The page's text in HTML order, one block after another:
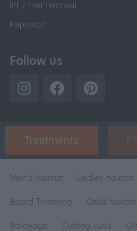
IPL / Hair removal
Kapsalon
Follow us
Treatments
Men's haircut Ladies haircut
Beard Trimming
Child haircut
Balayage
Cutting curls